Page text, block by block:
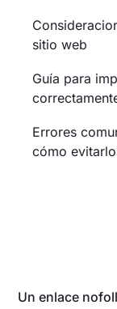
sitio web
Guía para
Errores
cómo
Un enlace